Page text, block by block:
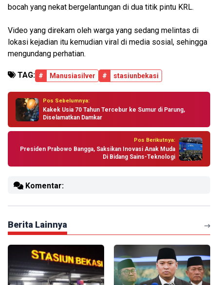
bocah yang nekat bergelantungan di dua titik pintu KRL.
Video yang direkam oleh warga yang sedang melintas di
lokasi kejadian itu kemudian viral di media sosial, sehingga
mengundang perhatian.
TAG: # Manusiasilver # stasiunbekasi
Pos Sebelumnya:
Kakek Usia 70 Tahun Tercebur ke Sumur di Parung,
Diselamatkan Damkar
Pos Berikutnya:
Presiden Prabowo Bangga, Saksikan Inovasi Anak Muda
Di Bidang Sains-Teknologi
Komentar:
Berita Lainnya